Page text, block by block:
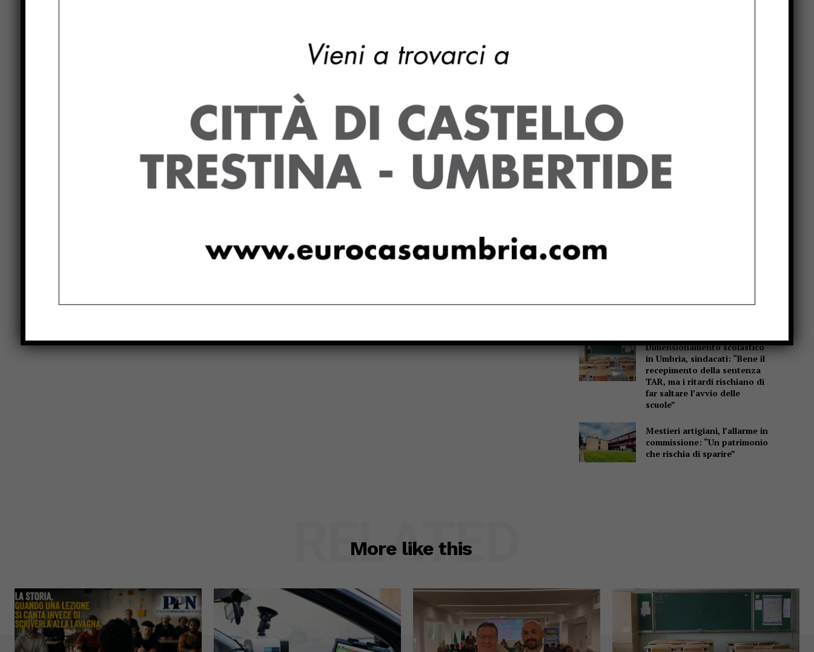
opportunità per gli acquisti: il sottotitolo dell’iniziativa è infatti ‘ il saldo dei saldi’, un modo per far capire
alla clientela abituale della città e a quanti soggiornano nel territorio in questo periodo che l’occasione sarà
riorganizzato il settore giovanile.
Accordo con la NVBS Sansepolcro per la
Next article
temporaneamente chiusa nella notte di
giovedì 22 agosto, dalle 21.00 alle 6.30
del giorno successivo per lavori
Popular
La Storia, quando una
lezione si canta invece di
Dimensionamento scolastico
in Umbria, sindacati: “Bene il
recepimento della sentenza
TAR, ma i ritardi rischiano di
far saltare l’avvio delle
scuole”
Mestieri artigiani, l’allarme in
commissione: “Un patrimonio
che rischia di sparire”
More like this
RELATED